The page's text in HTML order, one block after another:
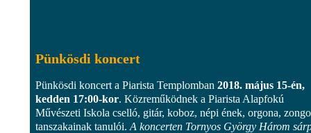
Pünkösdi koncert
Pünkösdi koncert a Piarista Templomban 2018. május 15-én,
kedden 17:00-kor. Közreműködnek a Piarista Alapfokú
Művészeti Iskola cselló, gitár, koboz, népi ének, orgona,
tanszakainak tanulói. A koncerten Tornyos György Három